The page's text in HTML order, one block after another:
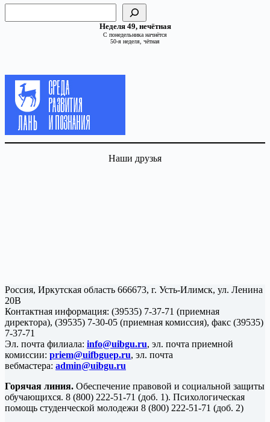
Неделя 49, нечётная
С понедельника начнётся
50-я неделя, чётная
Наши друзья
Россия, Иркутская область 666673, г. Усть-Илимск, ул. Ленина
20В
Контактная информация: (39535) 7-37-71 (приемная
директора), (39535) 7-30-05 (приемная комиссия), факс (39535)
7-37-71
Эл. почта филиала: info@uibgu.ru, эл. почта приемной
комиссии: priem@uifbguep.ru, эл. почта
вебмастера: admin@uibgu.ru
Горячая линия. Обеспечение правовой и социальной защиты
обучающихся. 8 (800) 222-51-71 (доб. 1). Психологическая
помощь студенческой молодежи 8 (800) 222-51-71 (доб. 2)